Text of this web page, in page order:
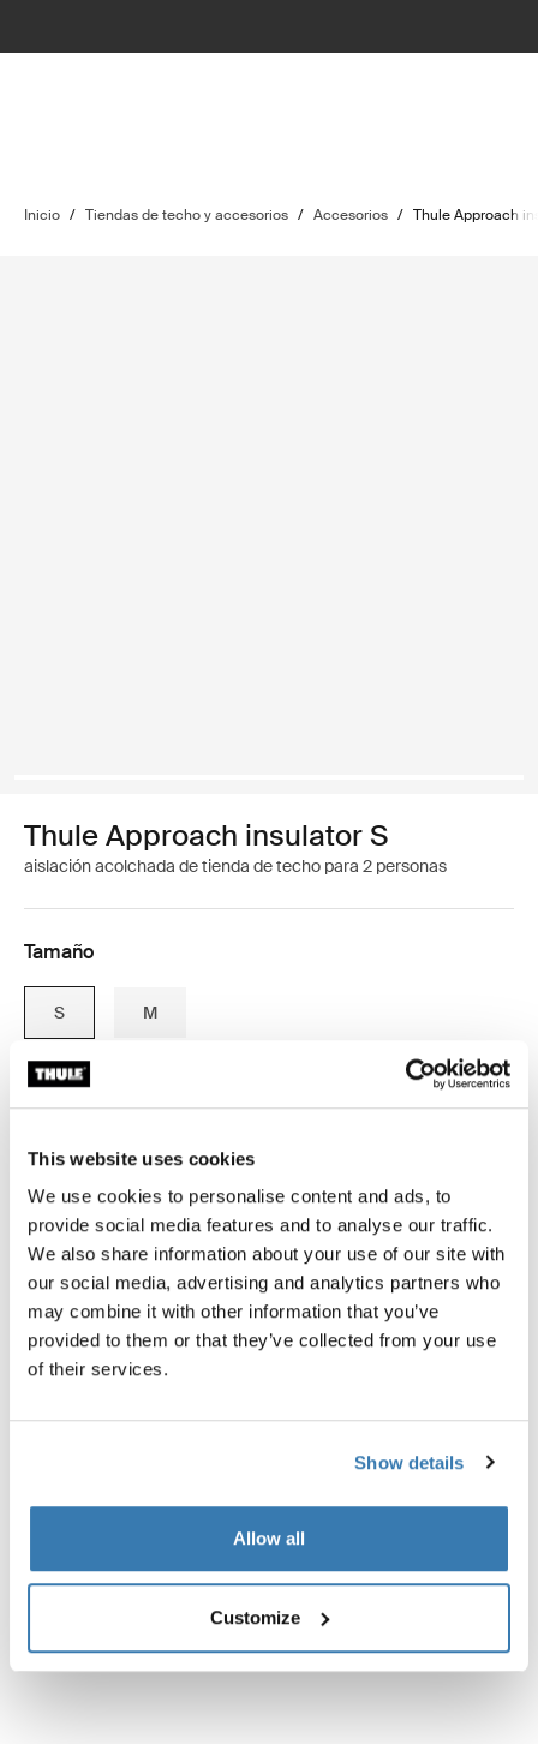
This website uses cookies
We use cookies to personalise content and ads, to
provide social media features and to analyse our traffic.
We also share information about your use of our site with
our social media, advertising and analytics partners who
may combine it with other information that you’ve
provided to them or that they’ve collected from your use
of their services.
Show details
Allow all
Customize
Inicio / Tiendas de techo y accesorios / Accesorios / Thule Approach
Thule Approach insulator S
aislación acolchada de tienda de techo para 2 personas
Tamaño
S M
Garantía Thule
Encontrar en tienda
Ayuda a mantener el frío alejado y las aventuras en
marcha todo el año.
Toggle techspec
Especificaciones técnicas
Toggle guides and instructions